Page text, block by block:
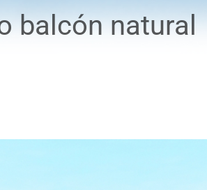
balcón natural